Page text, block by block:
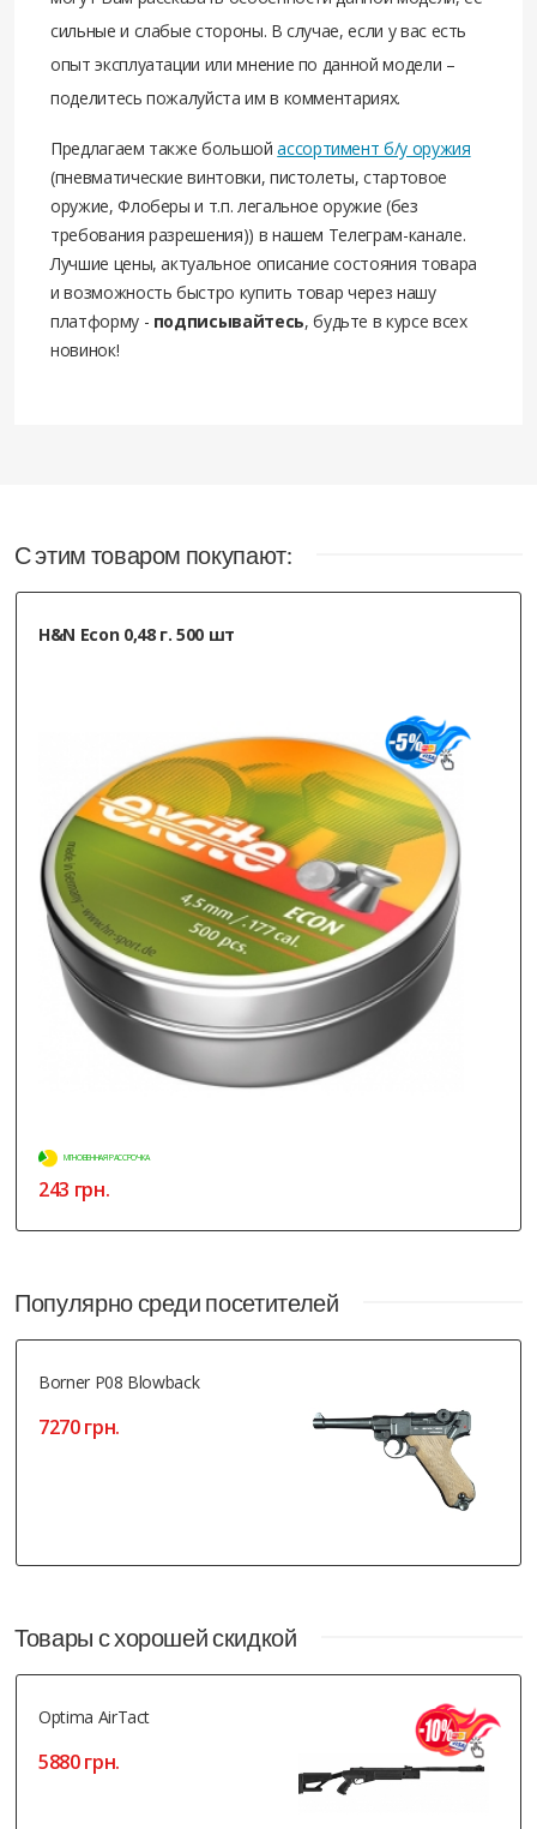
сильные и слабые стороны. В случае, если у вас есть
опыт эксплуатации или мнение по данной модели –
поделитесь пожалуйста им в комментариях.
Предлагаем также большойассортимент б/у оружия
(пневматические винтовки, пистолеты, стартовое
оружие, Флоберы и т.п. легальное оружие (без
требования разрешения)) в нашем Телеграм-канале.
Лучшие цены, актуальное описание состояния товара
и возможность быстро купить товар через нашу
платформу - подписывайтесь, будьте в курсе всех
новинок!
С этим товаром покупают:
H&N Econ 0,48 г. 500 шт
МГНОВЕННАЯ РАССРОЧКА
243 грн.
Популярно среди посетителей
Borner P08 Blowback
7270 грн.
Товары с хорошей скидкой
Optima AirTact
5880 грн.